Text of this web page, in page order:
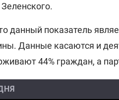
данный показатель
Данные касаются и
44% граждан, а